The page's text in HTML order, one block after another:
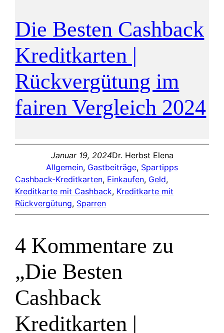
Die Besten Cashback
Kreditkarten |
Rückvergütung im
fairen Vergleich 2024
Januar 19, 2024Dr. Herbst Elena
Allgemein, Gastbeiträge, Spartipps
Cashback-Kreditkarten, Einkaufen, Geld
Kreditkarte mit Cashback, Kreditkarte mit
Rückvergütung, Sparren
4 Kommentare zu
„Die Besten
Cashback
Kreditkarten |